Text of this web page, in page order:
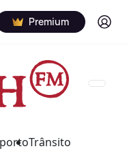
Premium Log in
Trânsito